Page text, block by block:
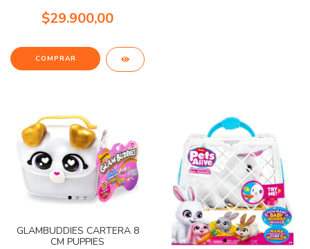
$29.900,00
GLAMBUDDIES CARTERA 8
CM PUPPIES